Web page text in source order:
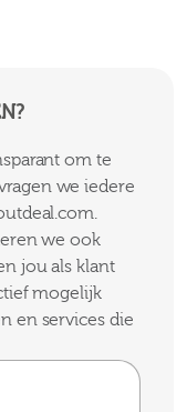
om te
we iedere
we ook
jou als klant
mogelijk
en services die